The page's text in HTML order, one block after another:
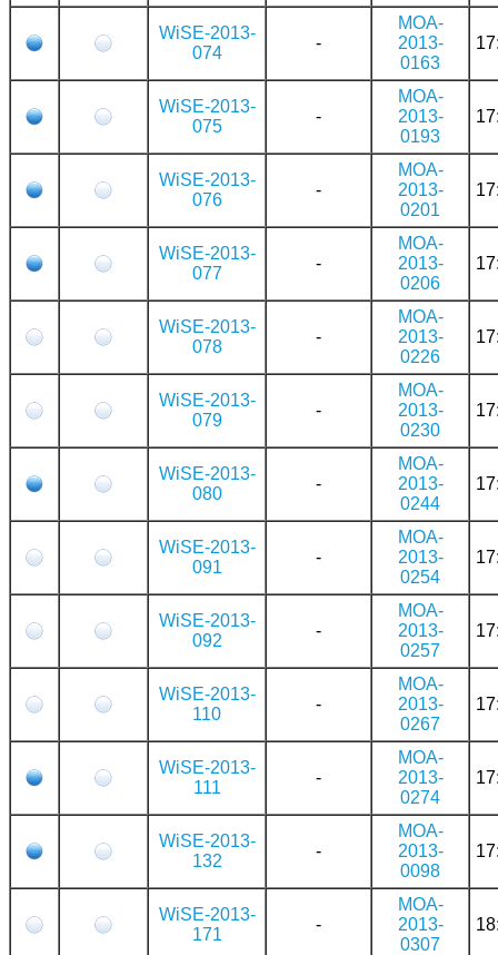
WiSE-2013-
074
-
MOA-
2013-
0163
WiSE-2013-
075
-
MOA-
2013-
0193
WiSE-2013-
076
-
MOA-
2013-
0201
WiSE-2013-
077
-
MOA-
2013-
0206
WiSE-2013-
078
-
MOA-
2013-
0226
WiSE-2013-
079
-
MOA-
2013-
0230
WiSE-2013-
080
-
MOA-
2013-
0244
WiSE-2013-
091
-
MOA-
2013-
0254
WiSE-2013-
092
-
MOA-
2013-
0257
WiSE-2013-
110
-
MOA-
2013-
0267
WiSE-2013-
111
-
MOA-
2013-
0274
WiSE-2013-
132
-
MOA-
2013-
0098
WiSE-2013-
171
-
MOA-
2013-
0307